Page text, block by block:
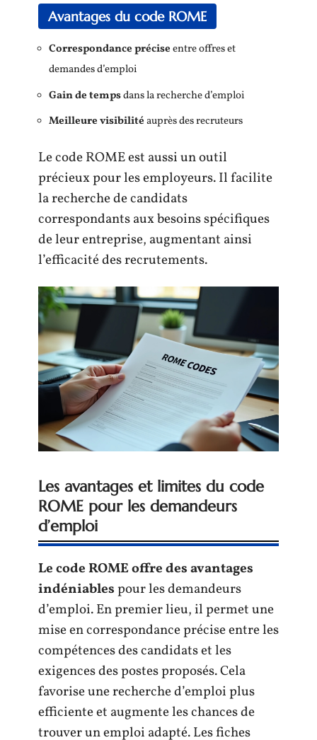
Avantages du code ROME
Correspondance préciseentre offres et
demandes d’emploi
Gain de tempsdans la recherche d’emploi
Meilleure visibilitéauprès des recruteurs
Le code ROME est aussi un outil
précieux pour les employeurs. Il facilite
la recherche de candidats
correspondants aux besoins spécifiques
de leur entreprise, augmentant ainsi
l’efficacité des recrutements.
Les avantages et limites du code
ROME pour les demandeurs
d’emploi
Le code ROME offre des avantages
indéniablespour les demandeurs
d’emploi. En premier lieu, il permet une
mise en correspondance précise entre les
compétences des candidats et les
exigences des postes proposés. Cela
favorise une recherche d’emploi plus
efficiente et augmente les chances de
trouver un emploi adapté. Les fiches